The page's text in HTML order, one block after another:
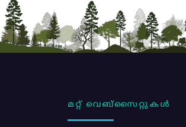
മറ്റ് വെബ്സൈറ്റുകൾ